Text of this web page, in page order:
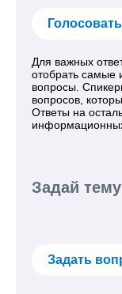
Для важных
отобрать самые
вопросы.
вопросов,
Ответы на
Задай
Задать